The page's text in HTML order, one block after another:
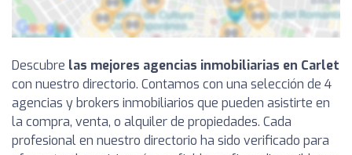
Descubre las mejores agencias inmobiliarias en Carlet
con nuestro directorio. Contamos con una selección de 4
agencias y brokers inmobiliarios que pueden asistirte en
la compra, venta, o alquiler de propiedades. Cada
profesional en nuestro directorio ha sido verificado para